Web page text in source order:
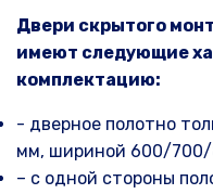
Двери скрытого
имеют следующие
комплектацию:
- дверное полотно
мм, шириной 600/
– с одной стороны